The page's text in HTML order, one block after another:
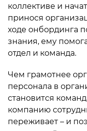
коллективе и
принося
ходе онбординга
знания, ему
отдел и команда.
Чем грамотнее
персонала в
становится
компанию
переживает – и